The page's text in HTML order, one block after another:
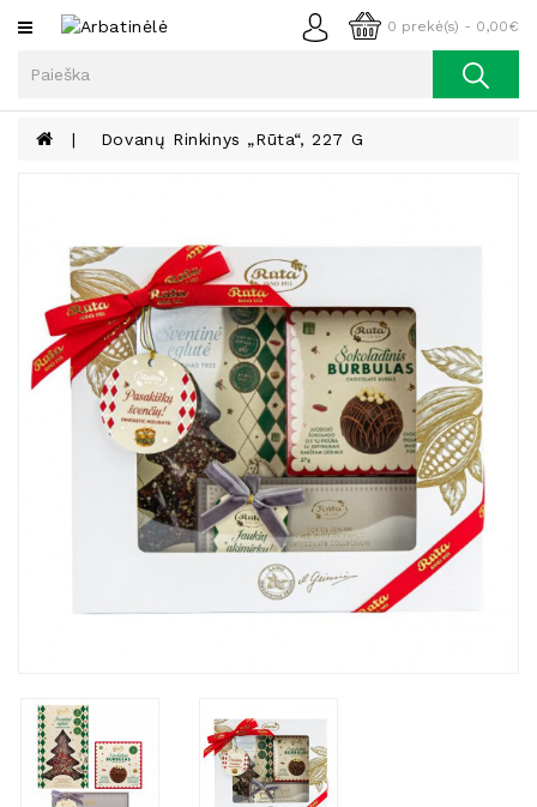
0 prekė(s) - 0,00€
Kategorijos
Kava
Lieknėjimui,
Sveikatai
Grožiui
Riešutai
Becukriai
Aliejai
Kosmetika
Higienos
Dovanų Rinkinys „Rūta“, 227 G